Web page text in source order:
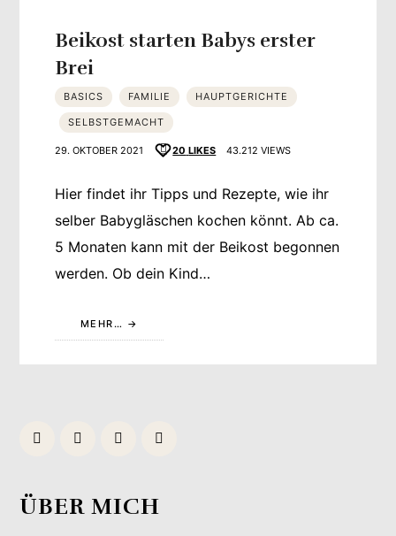
Beikost starten Babys erster
Brei
BASICS FAMILIE HAUPTGERICHTE
SELBSTGEMACHT
29. OKTOBER 2021 20 LIKES 43.212 VIEWS
Hier findet ihr Tipps und Rezepte, wie ihr
selber Babygläschen kochen könnt. Ab ca.
5 Monaten kann mit der Beikost begonnen
werden. Ob dein Kind…
MEHR…
ÜBER MICH